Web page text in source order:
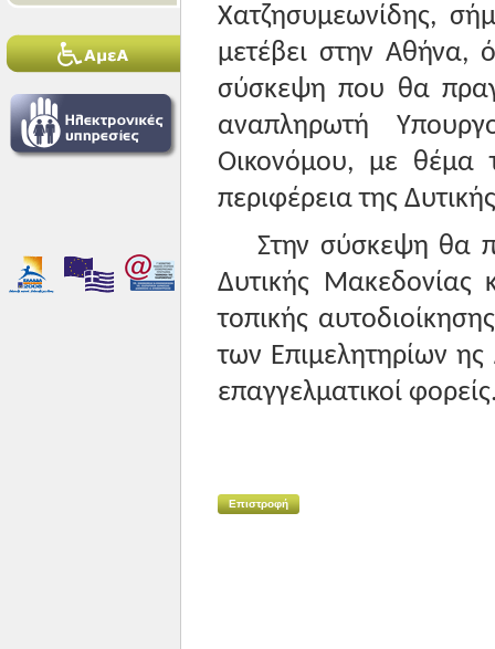
Χατζησυμεωνίδης,
μετέβει στην Αθήνα,
σύσκεψη που θα
αναπληρωτή
Οικονόμου, με θέμα
περιφέρεια της
Στην σύσκεψη θα
Δυτικής Μακεδονίας
τοπικής
των Επιμελητηρίων ης
επαγγελματικοί